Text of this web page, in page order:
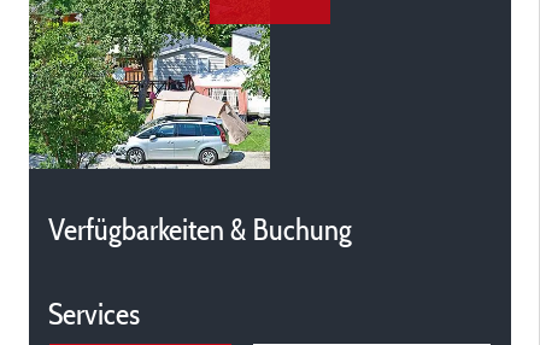
Verfügbarkeiten & Buchung
Services